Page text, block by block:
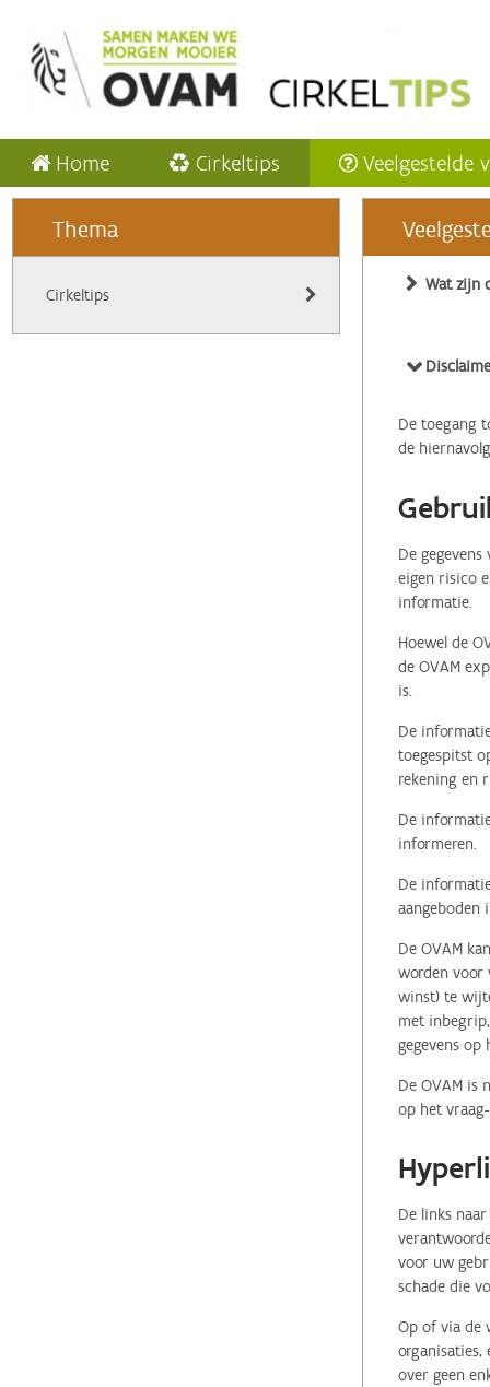
Home Cirkeltips Veelgestelde
Thema
Cirkeltips
Wat zijn
De toegang
de
De
eigen risico
informatie.
Hoewel de
de OVAM
is.
De
toegespitst
rekening en
De
informeren.
De
aangeboden
De OVAM
worden voor
winst) te
met
gegevens
De OVAM is
op het
De links
voor uw
schade die
Op of via de
organisaties,
over geen